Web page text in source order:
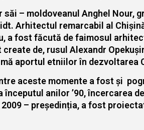
– moldoveanul Anghel Nour,
Arhitectul remarcabil al
a fost făcută de faimosul
de, rusul Alexandr
aportul etniilor în dezvoltarea
aceste momente a fost și
anilor ’90, încercarea
– președinția, a fost